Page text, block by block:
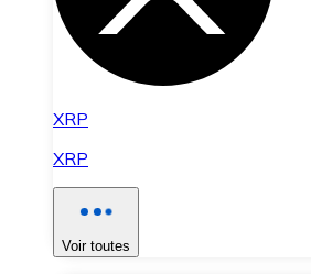
XRP
XRP
Voir toutes